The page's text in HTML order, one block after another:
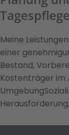
Meine
einer
Bestand,
Kostenträger im